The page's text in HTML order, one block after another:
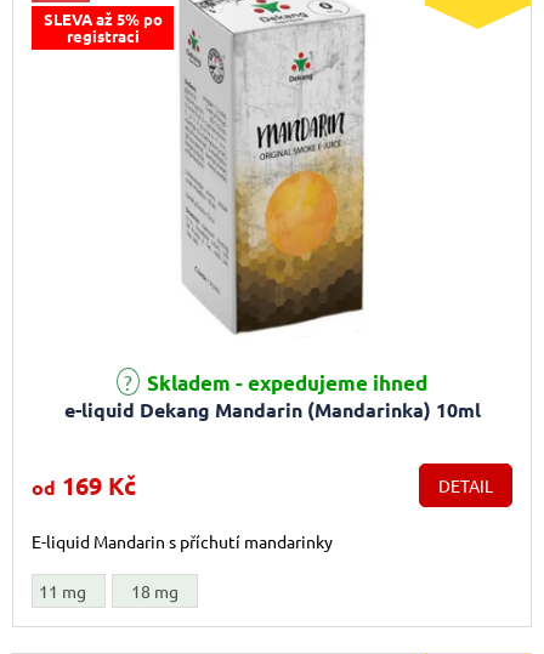
SLEVA až 5% po
registraci
e-liquid Dekang Mandarin (Mandarinka) 10ml
Skladem - expedujeme ihned
od 169 Kč DETAIL
E-liquid Mandarin s příchutí mandarinky
11 mg 18 mg